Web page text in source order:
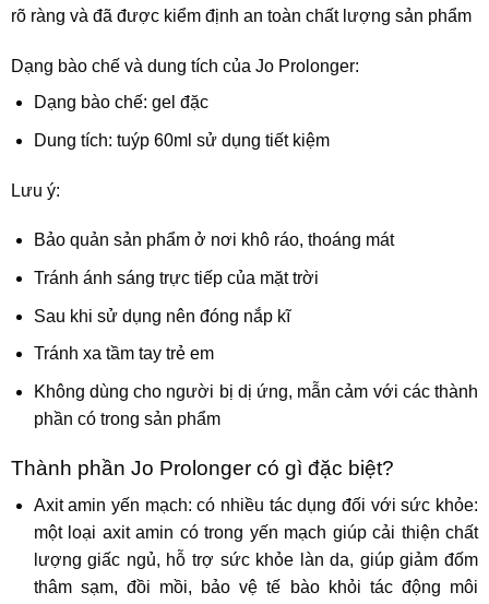
rõ ràng và đã được kiểm định an toàn chất lượng sản phẩm
Dạng bào chế và dung tích của Jo Prolonger:
Dạng bào chế: gel đặc
Dung tích: tuýp 60ml sử dụng tiết kiệm
Lưu ý:
Bảo quản sản phẩm ở nơi khô ráo, thoáng mát
Tránh ánh sáng trực tiếp của mặt trời
Sau khi sử dụng nên đóng nắp kĩ
Tránh xa tầm tay trẻ em
Không dùng cho người bị dị ứng, mẫn cảm với các thành
phần có trong sản phẩm
Thành phần Jo Prolonger có gì đặc biệt?
Axit amin yến mạch: có nhiều tác dụng đối với sức khỏe:
một loại axit amin có trong yến mạch giúp cải thiện chất
lượng giấc ngủ, hỗ trợ sức khỏe làn da, giúp giảm đốm
thâm sạm, đồi mồi, bảo vệ tế bào khỏi tác động môi